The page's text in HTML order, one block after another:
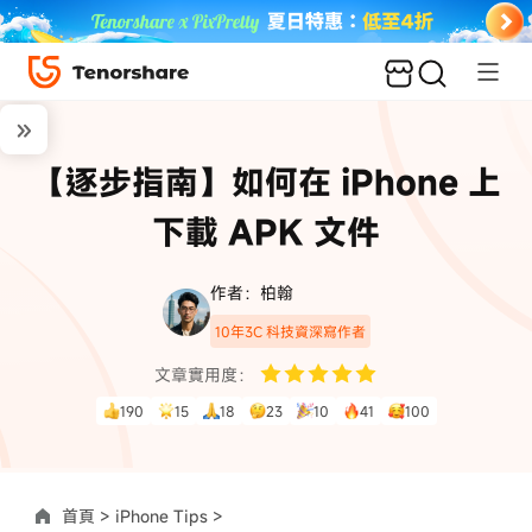
【逐步指南】如何在 iPhone 上
下載 APK 文件
作者：柏翰
10年3C 科技資深寫作者
文章實用度：
190 15 18 23 10 41 100
首頁 > iPhone Tips >